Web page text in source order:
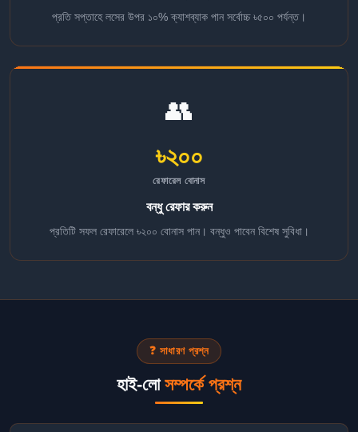
প্রতি সপ্তাহে লসের উপর ১০% ক্যাশব্যাক পান সর্বোচ্চ ৳৫০০ পর্যন্ত।
👥
৳২০০
রেফারেল বোনাস
বন্ধু রেফার করুন
প্রতিটি সফল রেফারেলে ৳২০০ বোনাস পান। বন্ধুও পাবেন বিশেষ সুবিধা।
❓ সাধারণ প্রশ্ন
হাই-লোসম্পর্কে প্রশ্ন